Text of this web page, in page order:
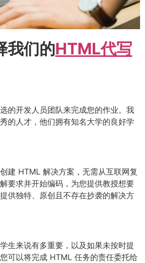
我们的HTML代写
的开发人员团队来完成您的作业。我
的人才，他们拥有知名大学的良好学
建 HTML 解决方案，无需从互联网复
要求并开始编码，为您提供教授想要
供独特、原创且不存在抄袭的解决方
生来说有多重要，以及如果未按时提
可以将完成 HTML 任务的责任委托给